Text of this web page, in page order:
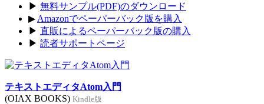
▶ 無料サンプル(PDF)のダウンロード
▶ Amazonでペーパーバック版を購入
▶ 直販によるペーパーバック版の購入
▶ 読者サポートページ
テキストエディタAtom入門
(OIAX BOOKS) Kindle版